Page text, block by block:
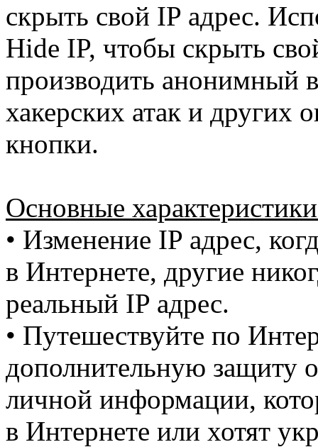
скрыть свой IP адрес.
Hide IP, чтобы скрыть
производить анонимный
хакерских атак и других
кнопки.
Основные
• Изменение IP адрес,
в Интернете, другие
реальный IP адрес.
• Путешествуйте по
дополнительную защиту
личной информации,
в Интернете или хотят